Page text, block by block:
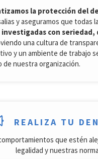
la protección del
y aseguramos que todas
investigadas con seriedad,
una cultura de
y un ambiente de trabajo
de nuestra organización.
REALIZA TU
que estén
legalidad y nuestras